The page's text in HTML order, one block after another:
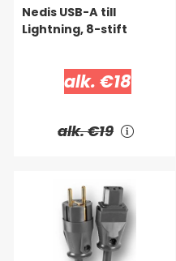
Nedis USB-A till
Lightning, 8-stift
alk. €18
alk. €19